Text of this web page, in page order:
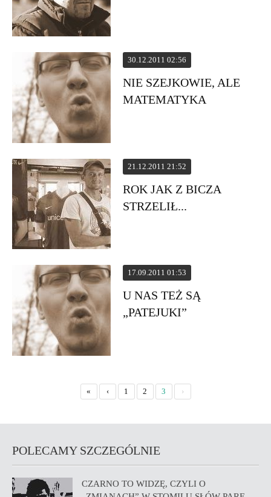
30.12.2011 02:56
NIE SZEJKOWIE, ALE
MATEMATYKA
21.12.2011 21:52
ROK JAK Z BICZA
STRZELIŁ...
17.09.2011 01:53
U NAS TEŻ SĄ
„PATEJUKI”
« ‹ 1 2 3 ›
POLECAMY SZCZEGÓLNIE
CZARNO TO WIDZĘ, CZYLI O